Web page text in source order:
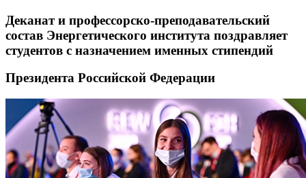
Деканат и профессорско-преподавательский
состав Энергетического института поздравляет
студентов с назначением именных стипендий
Президента Российской Федерации